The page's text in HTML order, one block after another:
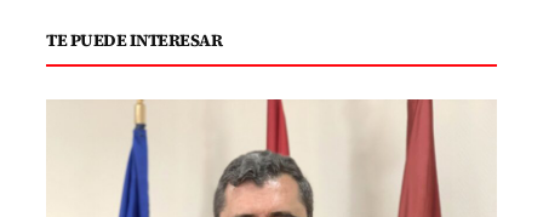
TE PUEDE INTERESAR